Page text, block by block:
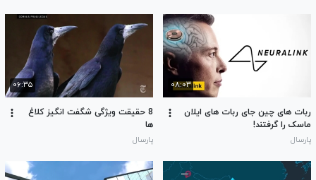
۰۸:۰۳
ربات های چین جای ربات های ایلان
ماسک را گرفتند!
پارسال
۰۶:۳۵
8 حقیقت ویژگی شگفت انگیز کلاغ
ها
پارسال